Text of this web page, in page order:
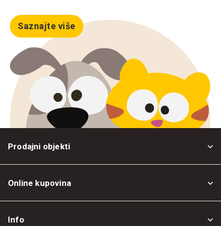
Saznajte više
Prodajni objekti
Online kupovina
Info